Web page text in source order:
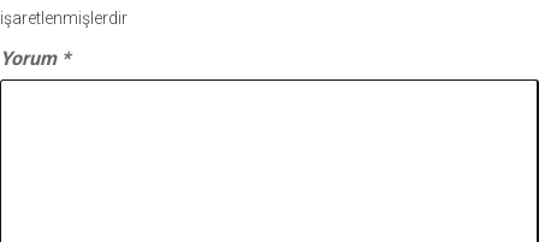
işaretlenmişlerdir
Yorum *